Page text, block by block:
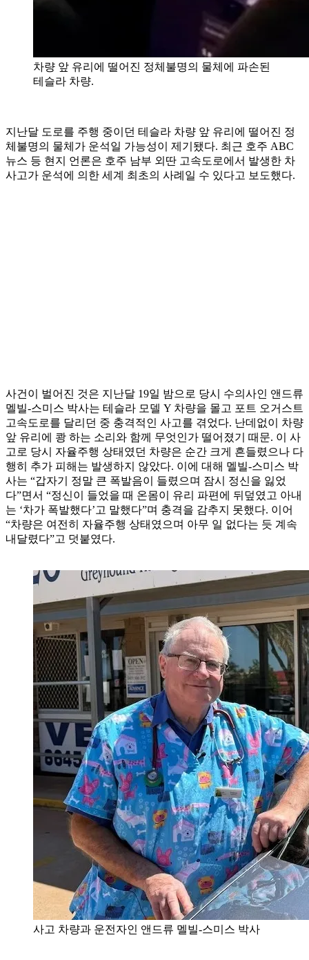
차량 앞 유리에 떨어진 정체불명의 물체에 파손된
테슬라 차량.
지난달 도로를 주행 중이던 테슬라 차량 앞 유리에 떨어진 정
체불명의 물체가 운석일 가능성이 제기됐다. 최근 호주 ABC
뉴스 등 현지 언론은 호주 남부 외딴 고속도로에서 발생한 차
사고가 운석에 의한 세계 최초의 사례일 수 있다고 보도했다.
사건이 벌어진 것은 지난달 19일 밤으로 당시 수의사인 앤드류
멜빌-스미스 박사는 테슬라 모델 Y 차량을 몰고 포트 오거스트
고속도로를 달리던 중 충격적인 사고를 겪었다. 난데없이 차량
앞 유리에 쾅 하는 소리와 함께 무엇인가 떨어졌기 때문. 이 사
고로 당시 자율주행 상태였던 차량은 순간 크게 흔들렸으나 다
행히 추가 피해는 발생하지 않았다. 이에 대해 멜빌-스미스 박
사는 “갑자기 정말 큰 폭발음이 들렸으며 잠시 정신을 잃었
다”면서 “정신이 들었을 때 온몸이 유리 파편에 뒤덮였고 아내
는 ‘차가 폭발했다’고 말했다”며 충격을 감추지 못했다. 이어
“차량은 여전히 자율주행 상태였으며 아무 일 없다는 듯 계속
내달렸다”고 덧붙였다.
사고 차량과 운전자인 앤드류 멜빌-스미스 박사